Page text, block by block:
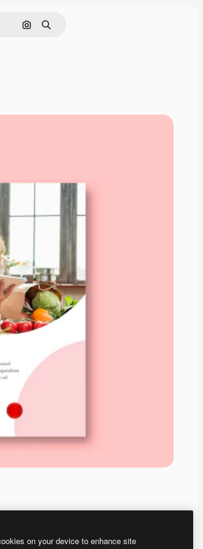
Поиск по изображению
Поиск
on your device to enhance site